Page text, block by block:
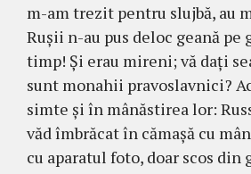
m-am tre­zit pentru slujbă, au
Ruşii n-au pus deloc geană pe
timp! Şi erau mireni; vă daţi
sunt monahii pra­voslavnici?
simte şi în mâ­năs­tirea lor:
văd îm­brăcat în cămaşă cu
cu apara­tul foto, doar scos din